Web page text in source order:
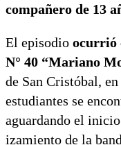
compañero de 13
El episodio ocurrió
N° 40 “Mariano
de San Cristóbal,
estudiantes se
aguardando el
izamiento de la